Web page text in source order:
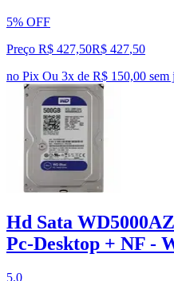
5% OFF
Preço R$ 427,50R$ 427,50
no Pix Ou 3x de R$ 150,00 sem
Hd Sata
Pc-Desktop + NF -
5.0